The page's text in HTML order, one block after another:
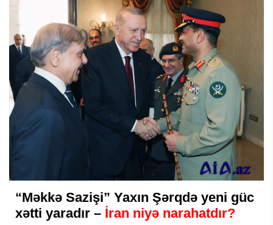
“Məkkə Sazişi” Yaxın Şərqdə yeni güc
xətti yaradır – İran niyə narahatdır?